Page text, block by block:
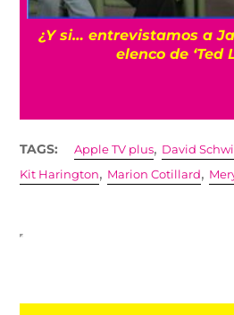
¿Y si… entrevistamos a
elenco de ‘Ted
TAGS: Apple TV plus, David
Kit Harington, Marion Cotillard,